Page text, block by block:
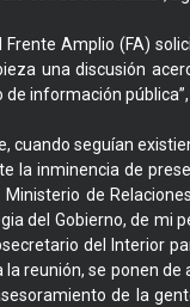
Frente Amplio (FA)
una discusión
información
cuando seguían
la inminencia de
de
del Gobierno, de mi
del Interior
reunión, se ponen
de la